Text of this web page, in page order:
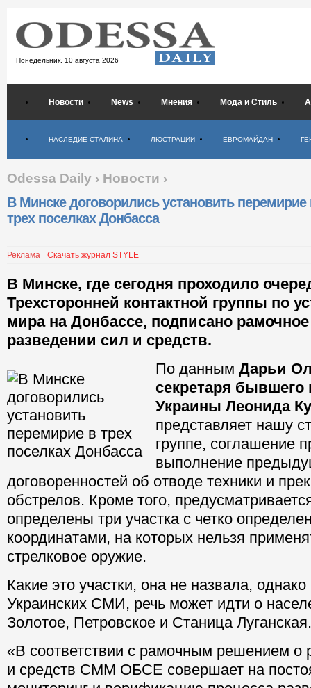
Понедельник, 10 августа 2026
Новости News Мнения Мода и Стиль
НАСЛЕДИЕ СТАЛИНА ЛЮСТРАЦИИ ЕВРОМАЙДАН
Odessa Daily › Новости ›
В Минске договорились установить перемирие
трех поселках Донбасса
Реклама Скачать журнал STYLE
В Минске, где сегодня проходило
Трехсторонней контактной группы по
мира на Донбассе, подписано
разведении сил и средств.
По данным Дарьи
секретаря бывшего
Украины Леонида
представляет нашу
группе, соглашение
выполнение
договоренностей об отводе техники и
обстрелов. Кроме того,
определены три участка с четко
координатами, на которых нельзя
стрелковое оружие.
Какие это участки, она не назвала,
Украинских СМИ, речь может идти о
Золотое, Петровское и Станица Луганская.
«В соответствии с рамочным решением о
и средств СММ ОБСЕ совершает на